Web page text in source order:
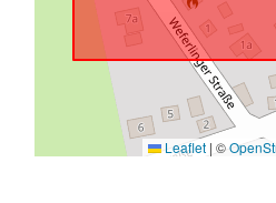
Leaflet | ©